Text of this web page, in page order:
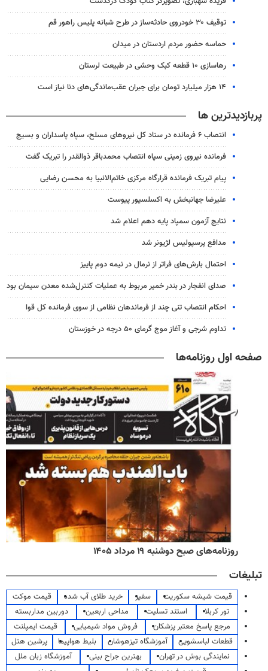
توقیف ۳۰ خودروی حادثه‌ساز در طرح شبانه پلیس راهور قم
حماسه حضور مردم اردستان در میدان
رهاسازی ۱۰ قطعه کبک وحشی در طبیعت لرستان
۱۴ هزار میلیارد تومان برای جبران عقب‌ماندگی‌های دنا نیاز است
پربازدیدترین ها
انتصاب ۶ فرمانده در ستاد کل نیروهای مسلح، سپاه پاسداران و بسیج
فرمانده نیروی زمینی سپاه انتصاب محمدباقر ذوالقدر را تبریک گفت
پیام تبریک فرمانده قرارگاه مرکزی خاتم‌الانبیا به محسن رضایی
علیرضا جهانبخش به اکسلسیور پیوست
نتایج آزمون سمپاد پایه دهم اعلام شد
مدافع پرسپولیس لژیونر شد
احتمال بارش‌های فراتر از نرمال در نیمه دوم پاییز
صدای انفجار در بندر خمیر مربوط به عملیات کنترل‌شده معدن سیمان بود
احکام انتصاب تنی چند از فرماندهان نظامی از سوی فرمانده کل قوا
تداوم شرجی و آغاز موج گرمای ۵۰ درجه در خوزستان
صفحه اول روزنامه‌ها
روزنامه‌های صبح دوشنبه ۱۹ مرداد ۱۴۰۵
تبلیغات
قیمت شیشه سکوریت سفیر خرید طلای آب شده
قیمت موکت
تور کربلا
استند تسلیت مداحی اربعین
دوربین مداربسته
مرجع پاسخ معتبر پزشکان
فروش مواد شیمیایی
قیمت ایمپلنت
قطعات لباسشویی
آموزشگاه تیزهوشان بلیط هواپیما
پرشین هتل
نمایندگی بوش در تهران
بهترین جراح بینی
آموزشگاه زبان ملل